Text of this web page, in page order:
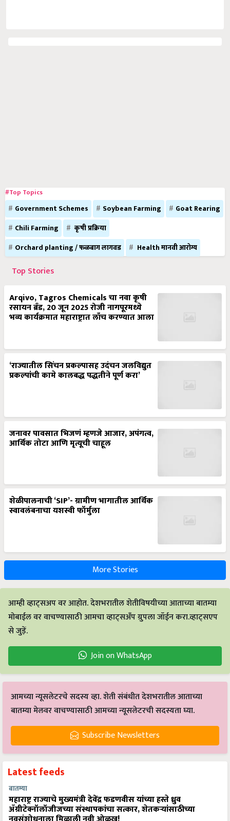
#Top Topics
Government Schemes Soybean Farming
Goat Rearing
Chili Farming
कृषी प्रक्रिया
Orchard planting / फळबाग लागवड
Health मानवी आरोग्य
Top Stories
Arqivo, Tagros Chemicals चा नवा कृषी
रसायन ब्रँड, 20 जून 2025 रोजी नागपूरमध्ये
भव्य कार्यक्रमात महाराष्ट्रात लाँच करण्यात आला
‘राज्यातील सिंचन प्रकल्पासह उदंचन जलविद्युत
प्रकल्पांची कामे कालबद्ध पद्धतीने पूर्ण करा’
जनावर पावसात भिजणं म्हणजे आजार, अपंगत्व,
आर्थिक तोटा आणि मृत्यूची चाहूल
शेळीपालनाची ‘SIP’- ग्रामीण भागातील आर्थिक
स्वावलंबनाचा यशस्वी फॉर्मुला
More Stories
आम्ही व्हाट्सअप वर आहोत. देशभरातील शेतीविषयीच्या आताच्या बातम्या
मोबाईल वर वाचण्यासाठी आमचा व्हाट्सअँप ग्रुपला जॉईन करा.व्हाट्सएप
से जुड़ें.
Join on WhatsApp
आमच्या न्यूसलेटरचे सदस्य व्हा. शेती संबंधीत देशभरातील आताच्या
बातम्या मेलवर वाचण्यासाठी आमच्या न्यूसलेटरची सदस्यता घ्या.
Subscribe Newsletters
Latest feeds
बातम्या
महाराष्ट्र राज्याचे मुख्यमंत्री देवेंद्र फडणवीस यांच्या हस्ते ध्रुव
ॲग्रीटेक्नॉलॉजीजच्या संस्थापकांचा सत्कार, शेतकऱ्यांसाठीच्या